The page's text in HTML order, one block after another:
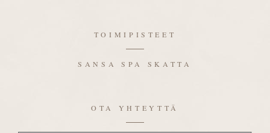
TOIMIPISTEET
SANSA SPA SKATTA
OTA YHTEYTTÄ